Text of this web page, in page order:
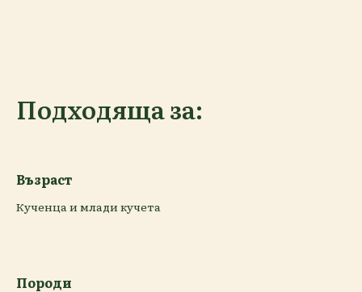
Подходяща за:
Възраст
Кученца и млади кучета
Породи